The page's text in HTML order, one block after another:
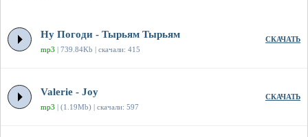
Ну Погоди - Тырьям Тырьям
mp3 | 739.84Kb | скачали: 415
СКАЧАТЬ
Valerie - Joy
mp3 | (1.19Mb) | скачали: 597
СКАЧАТЬ